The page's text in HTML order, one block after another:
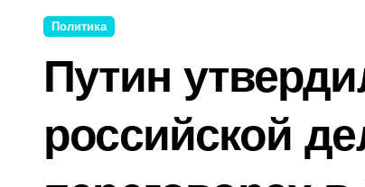
Политика
Путин
российской